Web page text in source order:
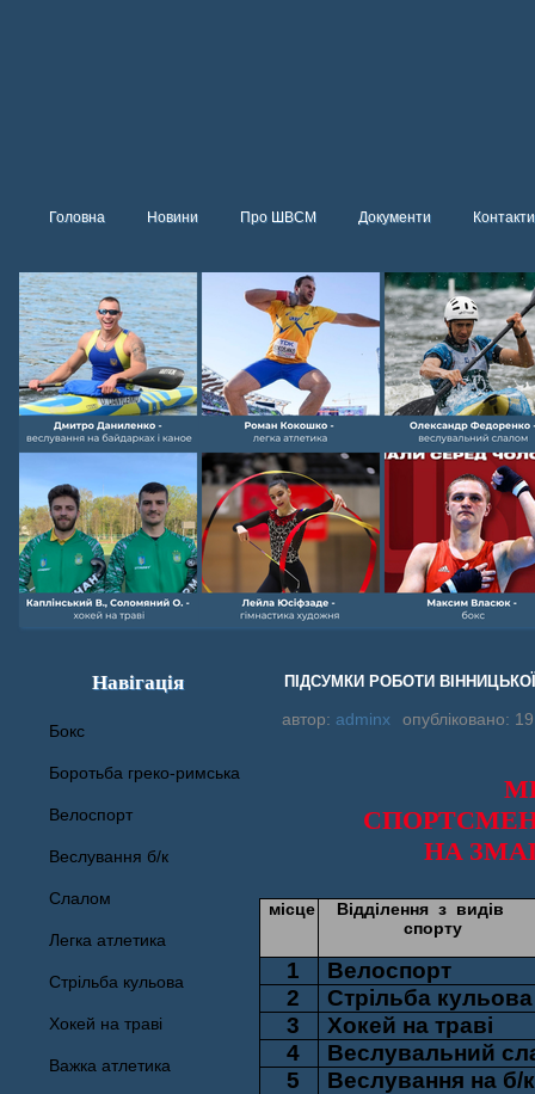
Головна Новини Про ШВСМ Документи Контакти
Навігація
Бокс
Боротьба греко-римська
Велоспорт
Веслування б/к
Cлалом
Легка атлетика
Стрільба кульова
Хокей на траві
Важка атлетика
ПІДСУМКИ РОБОТИ
автор: adminx опубліковано:
НА
місце Відділення з видів
спорту
1
Велоспорт
2
Стрільба кульова
3
Хокей на траві
4
Веслувальний
5
Веслування на б/к